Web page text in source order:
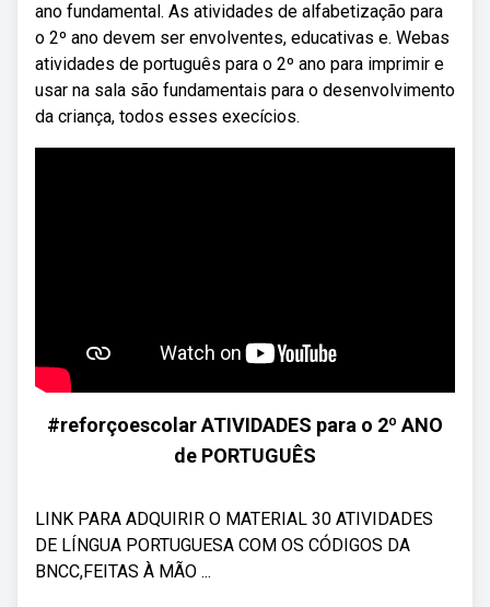
ano fundamental. As atividades de alfabetização para
o 2º ano devem ser envolventes, educativas e. Webas
atividades de português para o 2º ano para imprimir e
usar na sala são fundamentais para o desenvolvimento
da criança, todos esses execícios.
#reforçoescolar ATIVIDADES para o 2º ANO
de PORTUGUÊS
LINK PARA ADQUIRIR O MATERIAL 30 ATIVIDADES
DE LÍNGUA PORTUGUESA COM OS CÓDIGOS DA
BNCC,FEITAS À MÃO ...